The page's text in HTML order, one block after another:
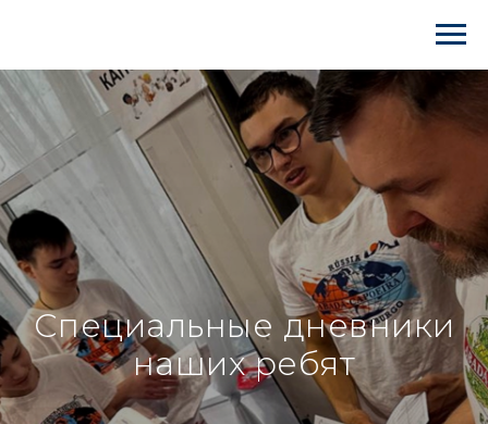
Специальные дневники
наших ребят